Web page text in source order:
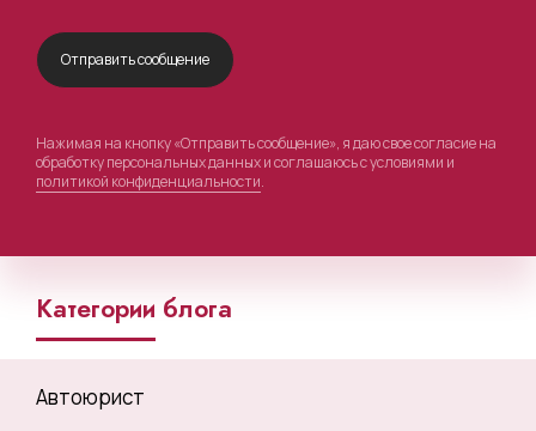
Нажимая на кнопку «Отправить сообщение», я даю свое согласие на
обработку персональных данных и соглашаюсь с условиями и
политикой конфиденциальности.
Категории блога
Автоюрист